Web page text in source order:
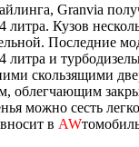
Granvia
литра. Кузов
Последние
литра и
скользящими
облегчающим
можно сесть
в AW